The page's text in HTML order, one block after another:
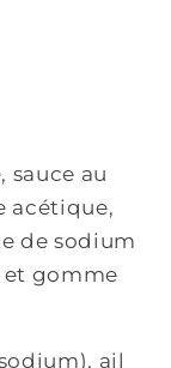
sauce au
acétique,
de sodium
et gomme
ail